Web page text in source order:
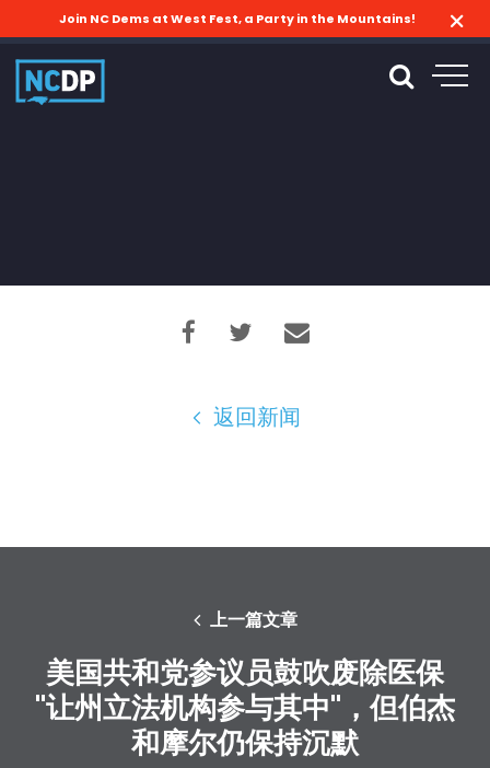
Join NC Dems at West Fest, a Party in the Mountains!
返回新闻
上一篇文章
美国共和党参议员鼓吹废除医保
"让州立法机构参与其中"，但伯杰
和摩尔仍保持沉默